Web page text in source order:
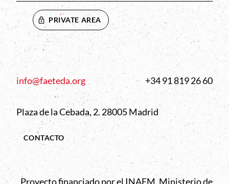
PRIVATE AREA
info@faeteda.org +34 91 819 26 60
Plaza de la Cebada, 2. 28005 Madrid
CONTACTO
Proyecto financiado por el INAEM, Ministerio de